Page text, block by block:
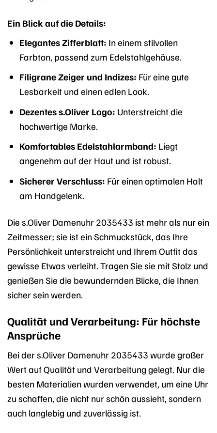
Ein Blick auf die Details:
Elegantes Zifferblatt: In einem stilvollen
Farbton, passend zum Edelstahlgehäuse.
Filigrane Zeiger und Indizes: Für eine gute
Lesbarkeit und einen edlen Look.
Dezentes s.Oliver Logo: Unterstreicht die
hochwertige Marke.
Komfortables Edelstahlarmband: Liegt
angenehm auf der Haut und ist robust.
Sicherer Verschluss: Für einen optimalen Halt
am Handgelenk.
Die s.Oliver Damenuhr 2035433 ist mehr als nur ein
Zeitmesser; sie ist ein Schmuckstück, das Ihre
Persönlichkeit unterstreicht und Ihrem Outfit das
gewisse Etwas verleiht. Tragen Sie sie mit Stolz und
genießen Sie die bewundernden Blicke, die Ihnen
sicher sein werden.
Qualität und Verarbeitung: Für höchste
Ansprüche
Bei der s.Oliver Damenuhr 2035433 wurde großer
Wert auf Qualität und Verarbeitung gelegt. Nur die
besten Materialien wurden verwendet, um eine Uhr
zu schaffen, die nicht nur schön aussieht, sondern
auch langlebig und zuverlässig ist.